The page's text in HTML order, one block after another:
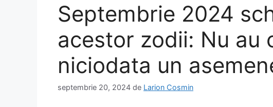
Septembrie 2024
acestor zodii: Nu au
niciodata un
septembrie 20, 2024 de Larion Cosmin